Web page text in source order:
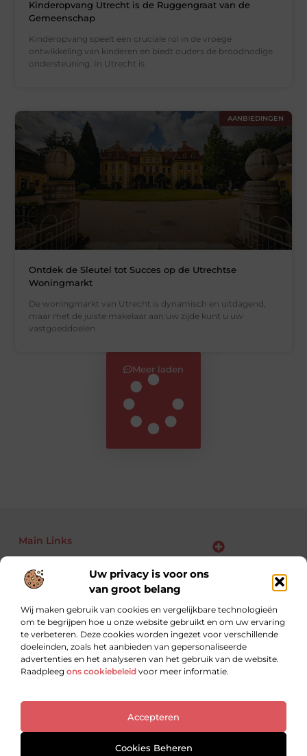
Uw privacy is voor ons
van groot belang
Wij maken gebruik van cookies en vergelijkbare technologieën
om te begrijpen hoe u onze website gebruikt en om uw ervaring
te verbeteren. Deze cookies worden ingezet voor verschillende
doeleinden, zoals het aanbieden van gepersonaliseerde
advertenties en het analyseren van het gebruik van de website.
Raadpleeg ons cookiebeleid voor meer informatie.
Accepteren
Cookies Beheren
Kinderopvang Utrecht is de Ruggengraat van de
Gemeenschap
Kinderopvang speelt een cruciale rol in de vroege
ontwikkeling van kinderen en biedt ouders de broodnodige
ondersteuning. In Utrecht is
AANBIEDINGEN
Ontdek de Sleutel tot Succes op de Utrechtse
Woningmarkt
De woningmarkt van Utrecht is dynamisch en uitdagend,
maar met de juiste makelaar aan uw zijde kunt u uw
vastgoeddoelen
Meer laden
Main Links
Altijd op zoek naar nieuwe inzichten.
Lees, leer en ontdek met blogs over uiteenlopende
onderwerpen.
www.ondernemershuiszuidoost.nl